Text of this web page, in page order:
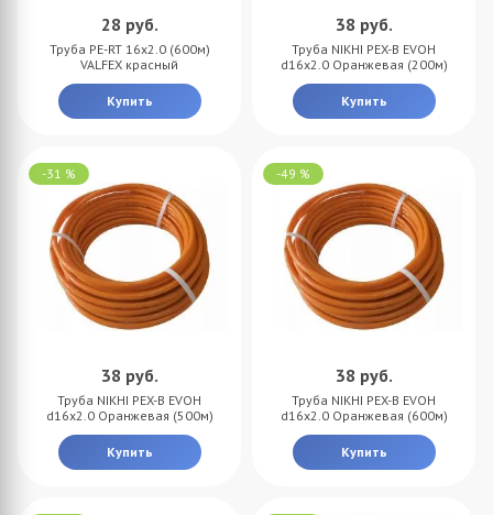
28 руб.
Труба PE-RT 16x2.0 (600м)
VALFEX красный
Купить
38 руб.
Труба NIKHI PEX-B EVOH
d16x2.0 Оранжевая (200м)
Купить
-31 %
38 руб.
Труба NIKHI PEX-B EVOH
d16x2.0 Оранжевая (500м)
Купить
-49 %
38 руб.
Труба NIKHI PEX-B EVOH
d16x2.0 Оранжевая (600м)
Купить